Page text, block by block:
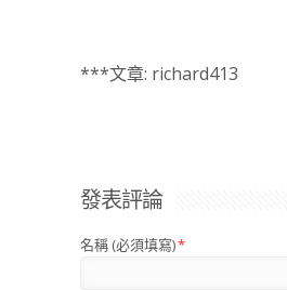
***文章: richard413
發表評論
名稱 (必須填寫)*